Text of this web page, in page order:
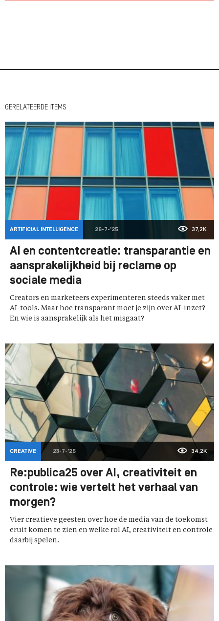
GERELATEERDE ITEMS
ARTIFICIAL INTELLIGENCE 26-7-'25 37,2K
AI en contentcreatie: transparantie en
aansprakelijkheid bij reclame op
sociale media
Creators en marketeers experimenteren steeds vaker met
AI-tools. Maar hoe transparant moet je zijn over AI-inzet?
En wie is aansprakelijk als het misgaat?
CREATIVE 23-7-'25 34,2K
Re:publica25 over AI, creativiteit en
controle: wie vertelt het verhaal van
morgen?
Vier creatieve geesten over hoe de media van de toekomst
eruit komen te zien en welke rol AI, creativiteit en controle
daarbij spelen.